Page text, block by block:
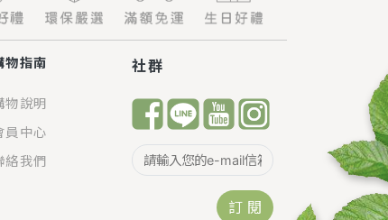
物指南
物說明
員中心
絡我們
社群
訂 閱